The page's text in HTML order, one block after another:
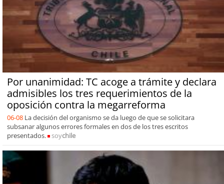
Por unanimidad: TC acoge a trámite y declara
admisibles los tres requerimientos de la
oposición contra la megarreforma
06-08 La decisión del organismo se da luego de que se solicitara
subsanar algunos errores formales en dos de los tres escritos
presentados.
soychile